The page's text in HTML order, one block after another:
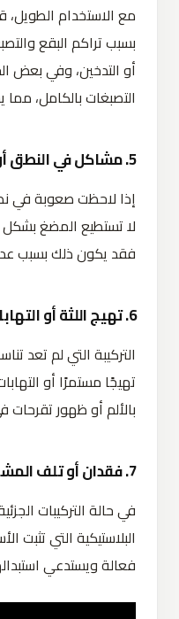
مع الاستخدام الطويل،
بسبب تراكم البقع
أو التدخين، وفي بعض
التصبغات بالكامل، مما
5. مشاكل في النطق أو المضغ
إذا لاحظت صعوبة في
لا تستطيع المضغ
فقد يكون ذلك بسبب
6. تهيج اللثة أو التهابات متكررة في الفم
التركيبة التي لم تعد
تهيجًا مستمرًا أو
بالألم أو ظهور تقرحات
7. فقدان أو تلف المشابك في التركيبات الجزئية
في حالة التركيبات
البلاستيكية التي تثبت
فعالة ويستدعي